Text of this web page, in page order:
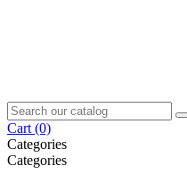
Cart (0)
Categories
Categories